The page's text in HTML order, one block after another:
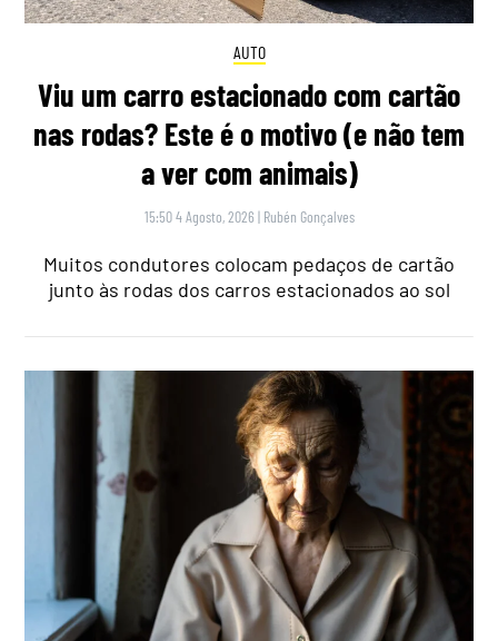
AUTO
Viu um carro estacionado com cartão
nas rodas? Este é o motivo (e não tem
a ver com animais)
15:50 4 Agosto, 2026 | Rubén Gonçalves
Muitos condutores colocam pedaços de cartão
junto às rodas dos carros estacionados ao sol